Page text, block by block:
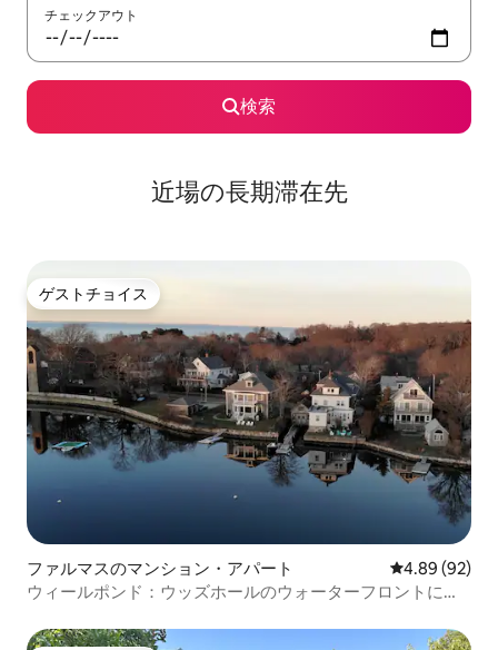
チェックアウト
検索
近場の長期滞在先
ゲストチョイス
ゲストチョイス
ファルマスのマンション・アパート レビュー92
4.89 (92)
ウィールポンド：ウッズホールのウォーターフロントにあ